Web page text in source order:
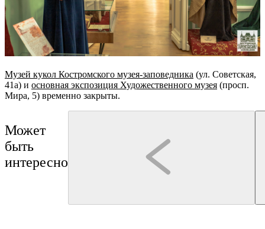
Музей кукол Костромского музея-заповедника (ул. Советская,
41а) и основная экспозиция Художественного музея (просп.
Мира, 5) временно закрыты.
Может
быть
интересно